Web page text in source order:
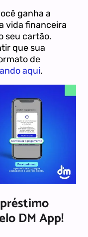
ganha a
vida financeira
seu cartão.
que sua
de
aqui.
DM App!